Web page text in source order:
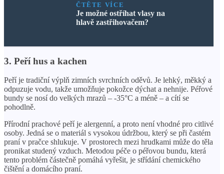
ČTĚTE VÍCE
Je možné ostříhat vlasy na
hlavě zastřihovačem?
3. Peří hus a kachen
Peří je tradiční výplň zimních svrchních oděvů. Je lehký, měkký a
odpuzuje vodu, takže umožňuje pokožce dýchat a nehnije. Péřové
bundy se nosí do velkých mrazů – -35°C a méně – a cítí se
pohodlně.
Přírodní prachové peří je alergenní, a proto není vhodné pro citlivé
osoby. Jedná se o materiál s vysokou údržbou, který se při častém
praní v pračce shlukuje. V prostorech mezi hrudkami může do těla
pronikat studený vzduch. Metodou péče o péřovou bundu, která
tento problém částečně pomáhá vyřešit, je střídání chemického
čištění a domácího praní.